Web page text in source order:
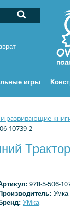
игры
развивающие
10739-2
978-5-506-
Умка
УМка